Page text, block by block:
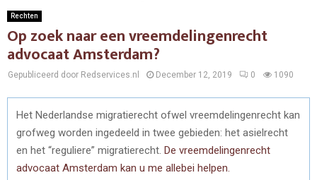
Rechten
Op zoek naar een ‌‌vreemdelingenrecht
advocaat Amsterdam?
Gepubliceerd door Redservices.nl December 12, 2019 0 1090
Het Nederlandse migratierecht ofwel vreemdelingenrecht kan
grofweg worden ingedeeld in twee gebieden: het asielrecht
en het “reguliere” migratierecht. De vreemdelingenrecht
advocaat Amsterdam kan u me allebei helpen.